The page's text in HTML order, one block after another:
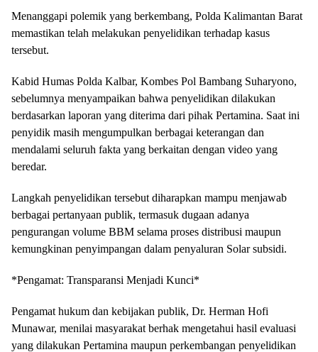
Menanggapi polemik yang berkembang, Polda Kalimantan Barat
memastikan telah melakukan penyelidikan terhadap kasus
tersebut.
Kabid Humas Polda Kalbar, Kombes Pol Bambang Suharyono,
sebelumnya menyampaikan bahwa penyelidikan dilakukan
berdasarkan laporan yang diterima dari pihak Pertamina. Saat ini
penyidik masih mengumpulkan berbagai keterangan dan
mendalami seluruh fakta yang berkaitan dengan video yang
beredar.
Langkah penyelidikan tersebut diharapkan mampu menjawab
berbagai pertanyaan publik, termasuk dugaan adanya
pengurangan volume BBM selama proses distribusi maupun
kemungkinan penyimpangan dalam penyaluran Solar subsidi.
*Pengamat: Transparansi Menjadi Kunci*
Pengamat hukum dan kebijakan publik, Dr. Herman Hofi
Munawar, menilai masyarakat berhak mengetahui hasil evaluasi
yang dilakukan Pertamina maupun perkembangan penyelidikan